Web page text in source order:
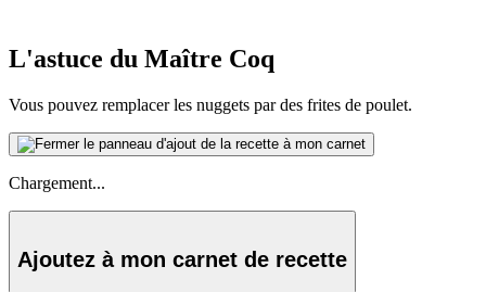
L'astuce du Maître Coq
Vous pouvez remplacer les nuggets par des frites de poulet.
Chargement...
Ajoutez à mon carnet de recette